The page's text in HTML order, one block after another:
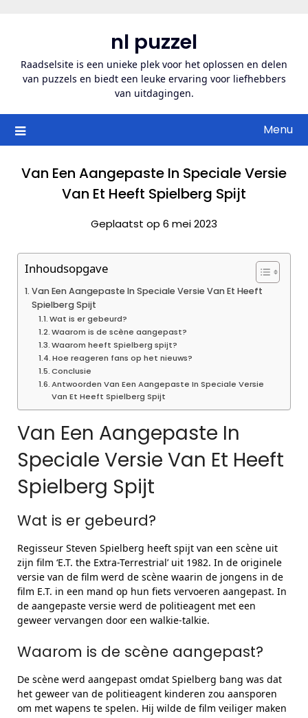
inhoud
nl puzzel
Raadselsite is een unieke plek voor het oplossen en delen
van puzzels en biedt een leuke ervaring voor liefhebbers
van uitdagingen.
Menu
Van Een Aangepaste In Speciale Versie
Van Et Heeft Spielberg Spijt
Geplaatst op 6 mei 2023
Inhoudsopgave
Van Een Aangepaste In Speciale Versie Van Et Heeft
Spielberg Spijt
Wat is er gebeurd?
Waarom is de scène aangepast?
Waarom heeft Spielberg spijt?
Hoe reageren fans op het nieuws?
Conclusie
Antwoorden Van Een Aangepaste In Speciale Versie
Van Et Heeft Spielberg Spijt
Van Een Aangepaste In
Speciale Versie Van Et Heeft
Spielberg Spijt
Wat is er gebeurd?
Regisseur Steven Spielberg heeft spijt van een scène uit
zijn film ‘E.T. the Extra-Terrestrial’ uit 1982. In de originele
versie van de film werd de scène waarin de jongens in de
film E.T. in een mand op hun fiets vervoeren aangepast. In
de aangepaste versie werd de politieagent met een
geweer vervangen door een walkie-talkie.
Waarom is de scène aangepast?
De scène werd aangepast omdat Spielberg bang was dat
het geweer van de politieagent kinderen zou aansporen
om met wapens te spelen. Hij wilde de film veiliger maken